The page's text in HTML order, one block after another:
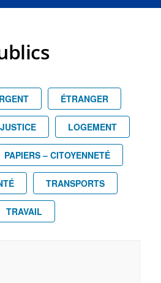
ÉTRANGER
JUSTICE LOGEMENT
PAPIERS – CITOYENNETÉ
TRANSPORTS
TRAVAIL